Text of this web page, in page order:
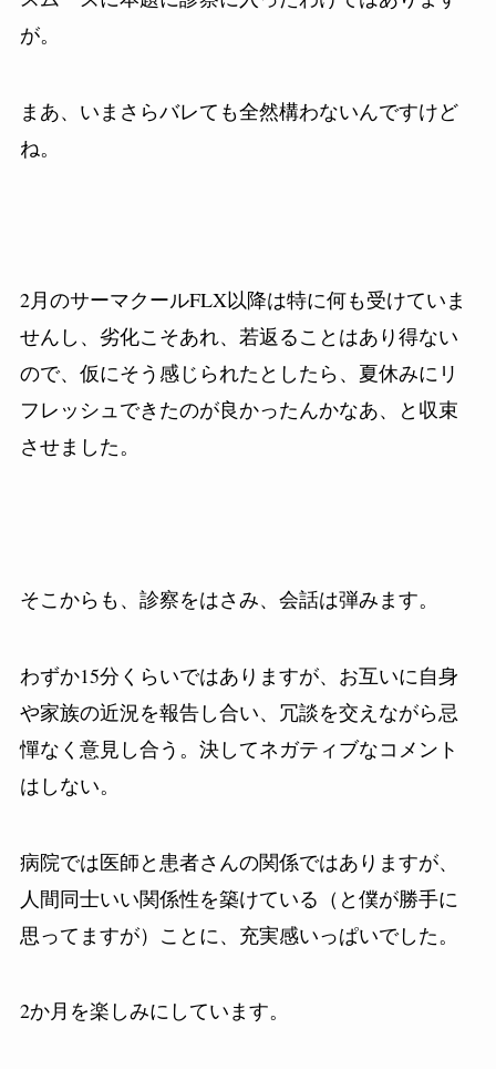
が。
まあ、いまさらバレても全然構わないんですけど
ね。
2月のサーマクールFLX以降は特に何も受けていま
せんし、劣化こそあれ、若返ることはあり得ない
ので、仮にそう感じられたとしたら、夏休みにリ
フレッシュできたのが良かったんかなあ、と収束
させました。
そこからも、診察をはさみ、会話は弾みます。
わずか15分くらいではありますが、お互いに自身
や家族の近況を報告し合い、冗談を交えながら忌
憚なく意見し合う。決してネガティブなコメント
はしない。
病院では医師と患者さんの関係ではありますが、
人間同士いい関係性を築けている（と僕が勝手に
思ってますが）ことに、充実感いっぱいでした。
2か月を楽しみにしています。